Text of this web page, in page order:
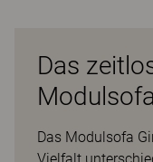
Das
Modulsofa
Das Modulsofa